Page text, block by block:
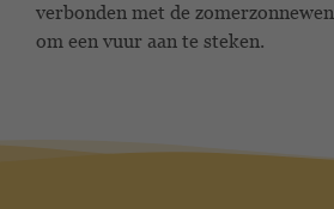
verbonden met de
om een vuur aan te steken.